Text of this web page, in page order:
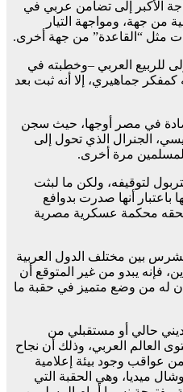
الأكبر إلى تضامن عربي في
من جهة، ومواجهة التيار
مثل “القاعدة” من جهة أخرى.
للربيع العربي –وخطبته في
جماهيري، إلا أنه ثبت بعد
المضادة في مصر أوجها، حيث سجن
الجنرال الذي تحول إلى
مرة أخرى.
لتوقيفه، ولكن ما لبثت
باعتبار أنها صدرت بدوافع
2018 أصدرت بحقه محكمة عسكرية مصرية
بين مختلف الدول العربية
فإنه يبدو من غير المتوقع أن
له من وضع متميز في حقبة ما
حالي أو مستقبلي من
العالم العربي، وذلك أن نجاح
عواقب وجود بيئة إعلامية
ميديا، وهي الحقبة التي